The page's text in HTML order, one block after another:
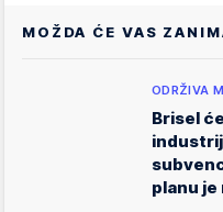
MOŽDA ĆE VAS
ODRŽIVA
Brisel
planu